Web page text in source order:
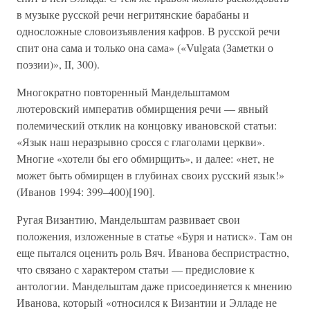
в музыке русской речи негритянские барабаны и
односложные словоизъявления кафров. В русской речи
спит она сама и только она сама» («Vulgata (Заметки о
поэзии)», II, 300).
Многократно повторенный Мандельштамом
лютеровский императив обмирщения речи — явный
полемический отклик на концовку ивановской статьи:
«Язык наш неразрывно сросся с глаголами церкви».
Многие «хотели бы его обмирщить», и далее: «нет, не
может быть обмирщен в глубинах своих русский язык!»
(Иванов 1994: 399–400)[190].
Ругая Византию, Мандельштам развивает свои
положения, изложенные в статье «Буря и натиск». Там он
еще пытался оценить роль Вяч. Иванова беспристрастно,
что связано с характером статьи — предисловие к
антологии. Мандельштам даже присоединяется к мнению
Иванова, который «относился к Византии и Элладе не